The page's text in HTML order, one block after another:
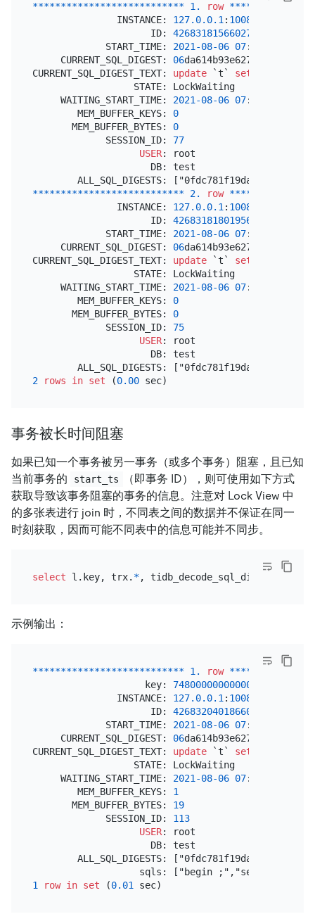
*************************** 1. row **** ***
               INSTANCE:
127.0.0.1 : 10080
                     ID:
426831815660273668
             START_TIME:
2021 -08-06 07:
     CURRENT_SQL_DIGEST:
06
CURRENT_SQL_DIGEST_TEXT: update `t` set
                  STATE: LockWaiting
     WAITING_START_TIME:
2021 -08-06 07:
        MEM_BUFFER_KEYS:
0
       MEM_BUFFER_BYTES:
0
             SESSION_ID:
77
USER: root
                     DB: test
*************************** 2. row ****
               INSTANCE:
127.0.0.1 : 10080
                     ID:
426831818019569665
             START_TIME:
2021 -08-06 07:
     CURRENT_SQL_DIGEST:
06
CURRENT_SQL_DIGEST_TEXT: update `t` set
                  STATE: LockWaiting
     WAITING_START_TIME:
2021 -08-06 07:
        MEM_BUFFER_KEYS:
0
       MEM_BUFFER_BYTES:
0
             SESSION_ID:
75
USER: root
                     DB: test
2 rows in set (0.00
事务被长时间阻塞
如果已知一个事务被另一事务（或多个事务）阻塞，且已知
当前事务的
start_ts
（即事务 ID），则可使用如下方式
获取导致该事务阻塞的事务的信息。注意对 Lock View 中
的多张表进行 join 时，不同表之间的数据并不保证在同一
时刻获取，因而可能不同表中的信息可能并不同步。
select l.key, trx. *,
示例输出：
*************************** 1. row ****
                    key:
74800000000000004
               INSTANCE:
127.0.0.1 : 10080
                     ID:
426832040186609668
             START_TIME:
2021 -08-06 07:
     CURRENT_SQL_DIGEST:
06
CURRENT_SQL_DIGEST_TEXT: update `t` set
                  STATE: LockWaiting
     WAITING_START_TIME:
2021 -08-06 07:
        MEM_BUFFER_KEYS:
1
       MEM_BUFFER_BYTES:
19
             SESSION_ID:
113
USER: root
                     DB: test
ALL_SQL_DIGESTS:
1 row in set (0.01